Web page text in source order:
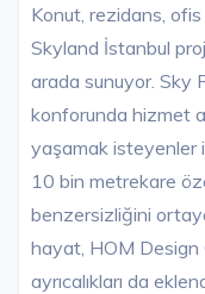
Konut, rezidans,
Skyland İstanbul
arada sunuyor. Sky
konforunda hizmet
yaşamak isteyenler
10 bin metrekare
benzersizliğini
hayat, HOM Design
ayrıcalıkları da